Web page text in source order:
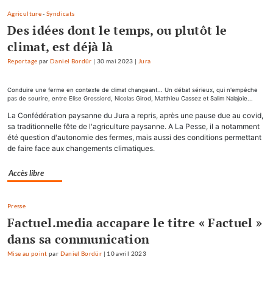
Agriculture-Syndicats
Des idées dont le temps, ou plutôt le
climat, est déjà là
Reportage parDaniel Bordür | 30 mai 2023 | Jura
Conduire une ferme en contexte de climat changeant... Un débat sérieux, qui n'empêche
pas de sourire, entre Elise Grossiord, Nicolas Girod, Matthieu Cassez et Salim Nalajoie...
La Confédération paysanne du Jura a repris, après une pause due au covid,
sa traditionnelle fête de l'agriculture paysanne. A La Pesse, il a notamment
été question d'autonomie des fermes, mais aussi des conditions permettant
de faire face aux changements climatiques.
Accès libre
Presse
Factuel.media accapare le titre « Factuel »
dans sa communication
Mise au point par Daniel Bordür | 10 avril 2023